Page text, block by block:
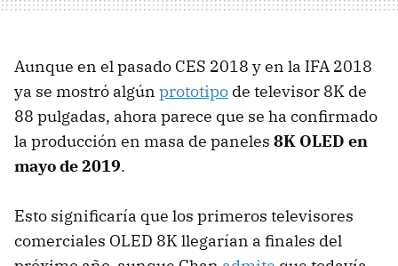
Aunque en el pasado CES 2018 y en la IFA 2018
ya se mostró algún prototipo de televisor 8K de
88 pulgadas, ahora parece que se ha confirmado
la producción en masa de paneles 8K OLED en
mayo de 2019.
Esto significaría que los primeros televisores
comerciales OLED 8K llegarían a finales del